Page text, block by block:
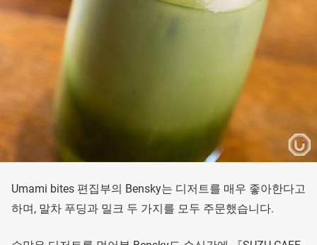
Umami bites 편집부의 Bensky는 디저트를 매우 좋아한다고
하며, 말차 푸딩과 밀크 두 가지를 모두 주문했습니다.